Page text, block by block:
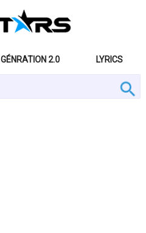
GÉNRATION 2.0 LYRICS